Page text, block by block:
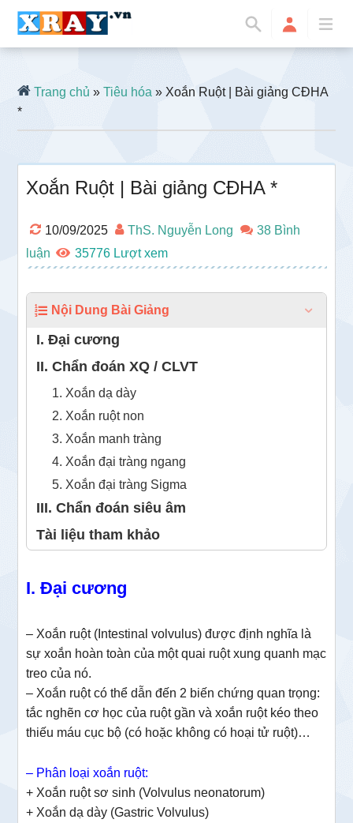
Trang chủ »Tiêu hóa » Xoắn Ruột | Bài giảng CĐHA
*
Xoắn Ruột | Bài giảng CĐHA *
10/09/2025 ThS. Nguyễn Long
38 Bình
luận
35776
Nội Dung Bài Giảng
I. Đại cương
II. Chẩn đoán XQ / CLVT
1. Xoắn dạ dày
2. Xoắn ruột non
3. Xoắn manh tràng
4. Xoắn đại tràng ngang
5. Xoắn đại tràng Sigma
III. Chẩn đoán siêu âm
Tài liệu tham khảo
I. Đại cương
– Xoắn ruột (Intestinal volvulus) được định nghĩa là
sự xoắn hoàn toàn của một quai ruột xung quanh mạc
treo của nó.
– Xoắn ruột có thể dẫn đến 2 biến chứng quan trọng:
tắc nghẽn cơ học của ruột gần và xoắn ruột kéo theo
thiếu máu cục bộ (có hoặc không có hoại tử ruột)…
– Phân loại xoắn ruột:
+ Xoắn ruột sơ sinh (Volvulus neonatorum)
+ Xoắn dạ dày (Gastric Volvulus)